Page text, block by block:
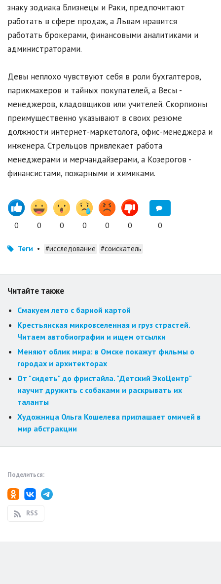
знаку зодиака Близнецы и Раки, предпочитают
работать в сфере продаж, а Львам нравится
работать брокерами, финансовыми аналитиками и
администраторами.
Девы неплохо чувствуют себя в роли бухгалтеров,
парикмахеров и тайных покупателей, а Весы -
менеджеров, кладовщиков или учителей. Скорпионы
преимущественно указывают в своих резюме
должности интернет-маркетолога, офис-менеджера и
инженера. Стрельцов привлекает работа
менеджерами и мерчандайзерами, а Козерогов -
финансистами, пожарными и химиками.
0 0 0 0 0 0 0
Теги • #исследование #соискатель
Читайте также
Смакуем лето с барной картой
Крестьянская микровселенная и груз страстей.
Читаем автобиографии и ищем отсылки
Меняют облик мира: в Омске покажут фильмы о
городах и архитекторах
От "сидеть" до фристайла. "Детский ЭкоЦентр"
научит дружить с собаками и раскрывать их
таланты
Художница Ольга Кошелева приглашает омичей в
мир абстракции
Поделиться:
RSS